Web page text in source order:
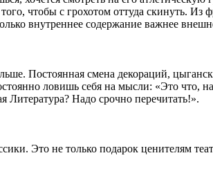
чтобы с грохотом оттуда скинуть.
внутреннее содержание важнее
Постоянная смена декораций,
ловишь себя на мысли: «Это что,
Литература? Надо срочно перечитать!».
Это не только подарок ценителям